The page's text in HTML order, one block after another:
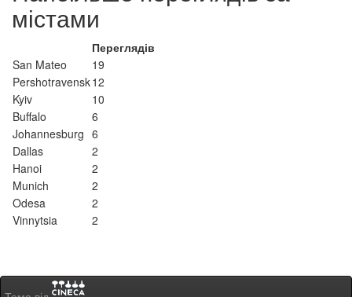
містами
Переглядів
San Mateo
19
Pershotravensk12
Kyiv
10
Buffalo
6
Johannesburg 6
Dallas
2
Hanoi
2
Munich
2
Odesa
2
Vinnytsia
2